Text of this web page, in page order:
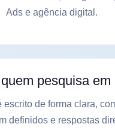
Ads e agência digital.
pesquisa em
escrito de forma clara,
definidos e respostas